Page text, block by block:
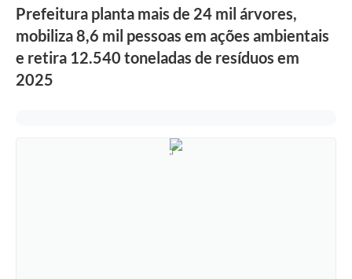
Queimada é crime! Denuncie!
Protocolo - Instruções e modelos de requerimentos
Prefeitura planta mais de 24 mil árvores,
mobiliza 8,6 mil pessoas em ações ambientais
e retira 12.540 toneladas de resíduos em
2025